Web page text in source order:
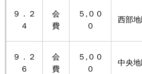
９．２
４
会
費
５,００
０
西部
９．２
６
会
費
５,００
０
中央